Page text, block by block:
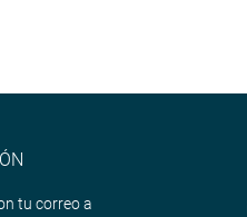
tu correo a